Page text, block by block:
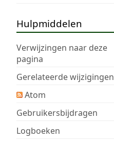
Hulpmiddelen
Verwijzingen naar deze
pagina
Gerelateerde wijzigingen
Atom
Gebruikersbijdragen
Logboeken